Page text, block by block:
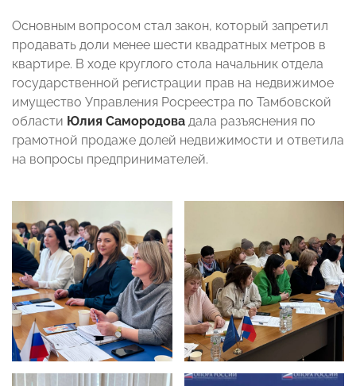
Основным вопросом стал закон, который запретил
продавать доли менее шести квадратных метров в
квартире. В ходе круглого стола начальник отдела
государственной регистрации прав на недвижимое
имущество Управления Росреестра по Тамбовской
области Юлия Самородова дала разъяснения по
грамотной продаже долей недвижимости и ответила
на вопросы предпринимателей.